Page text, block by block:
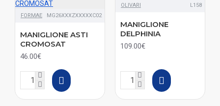
FORMAE MG26XXXZXXXXXC02
MANIGLIONE ASTI
CROMOSAT
46.00€
OLIVARI L158
MANIGLIONE
DELPHINIA
109.00€